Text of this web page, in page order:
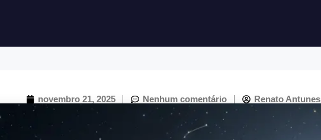
novembro 21, 2025 Nenhum comentário Renato Antunes